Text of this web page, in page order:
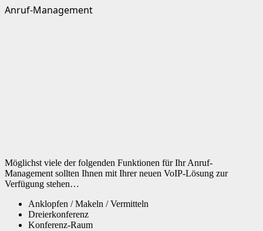
Anruf-Management
Möglichst viele der folgenden Funktionen für Ihr Anruf-
Management sollten Ihnen mit Ihrer neuen VoIP-Lösung zur
Verfügung stehen…
Anklopfen / Makeln / Vermitteln
Dreierkonferenz
Konferenz-Raum